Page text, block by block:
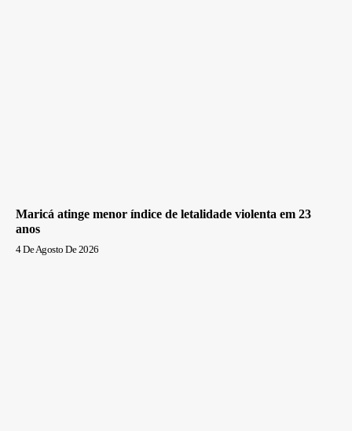
Maricá atinge menor índice de letalidade violenta em 23
anos
4 De Agosto De 2026